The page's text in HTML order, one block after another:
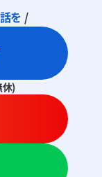
を /
)